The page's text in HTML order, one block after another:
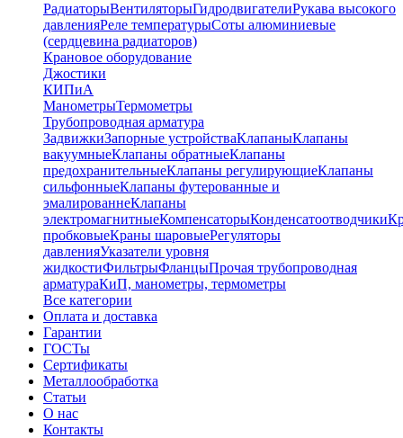
РадиаторыВентиляторыГидродвигателиРукава высокого
давленияРеле температурыСоты алюминиевые
(сердцевина радиаторов)
Крановое оборудование
Джостики
КИПиА
МанометрыТермометры
Трубопроводная арматура
ЗадвижкиЗапорные устройстваКлапаныКлапаны
вакуумныеКлапаны обратныеКлапаны
предохранительныеКлапаны регулирующиеКлапаны
сильфонныеКлапаны футерованные и
эмалированнеКлапаны
электромагнитныеКомпенсаторыКонденсатоотводчики
пробковыеКраны шаровыеРегуляторы
давленияУказатели уровня
жидкостиФильтрыФланцыПрочая трубопроводная
арматураКиП, манометры, термометры
Все категории
Оплата и доставка
Гарантии
ГОСТы
Сертификаты
Металлообработка
Статьи
О нас
Контакты